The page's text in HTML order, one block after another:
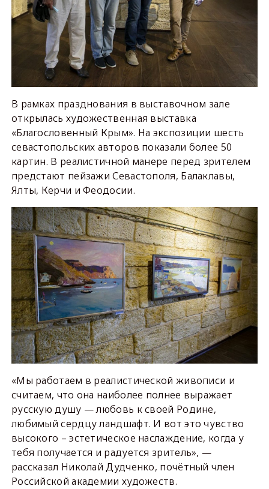
В рамках празднования в выставочном зале
открылась художественная выставка
«Благословенный Крым». На экспозиции шесть
севастопольских авторов показали более 50
картин. В реалистичной манере перед зрителем
предстают пейзажи Севастополя, Балаклавы,
Ялты, Керчи и Феодосии.
«Мы работаем в реалистической живописи и
считаем, что она наиболее полнее выражает
русскую душу — любовь к своей Родине,
любимый сердцу ландшафт. И вот это чувство
высокого – эстетическое наслаждение, когда у
тебя получается и радуется зритель», —
рассказал Николай Дудченко, почётный член
Российской академии художеств.